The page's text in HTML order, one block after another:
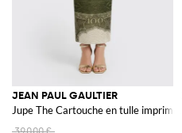
JEAN PAUL GAULTIER
Jupe The Cartouche en tulle imprimé